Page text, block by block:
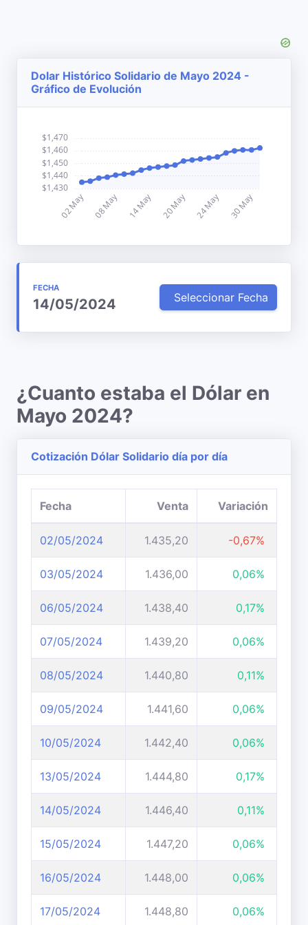
Dolar Histórico Solidario de Mayo 2024 -
Gráfico de Evolución
FECHA
14/05/2024 Seleccionar Fecha
¿Cuanto estaba el Dólar en
Mayo 2024?
Cotización Dólar Solidario día por día
Fecha Venta Variación
02/05/2024 1.435,20 -0,67%
03/05/2024 1.436,00 0,06%
06/05/2024 1.438,40 0,17%
07/05/2024 1.439,20 0,06%
08/05/2024 1.440,80 0,11%
09/05/2024 1.441,60 0,06%
10/05/2024 1.442,40 0,06%
13/05/2024 1.444,80 0,17%
14/05/2024 1.446,40 0,11%
15/05/2024 1.447,20 0,06%
16/05/2024 1.448,00 0,06%
17/05/2024 1.448,80 0,06%